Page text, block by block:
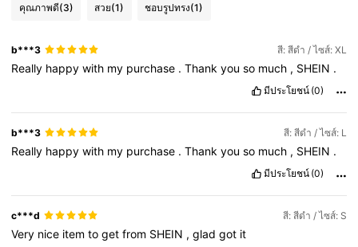
คุณภาพดี(3) สวย(1) ชอบรูปทรง(1)
b***3 สี: สีดำ / ไซส์: XL
Really happywith my purchase .Thankyouso much , SHEIN .
มีประโยชน์ (0)
b***3 สี: สีดำ / ไซส์: L
Really happywith my purchase .Thankyouso much , SHEIN .
มีประโยชน์ (0)
c***d สี: สีดำ / ไซส์: S
Very nice itemtogetfrom SHEIN ,gladgot it